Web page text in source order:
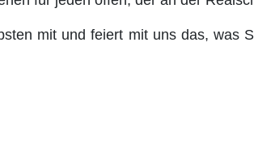
mit und feiert mit uns das, was